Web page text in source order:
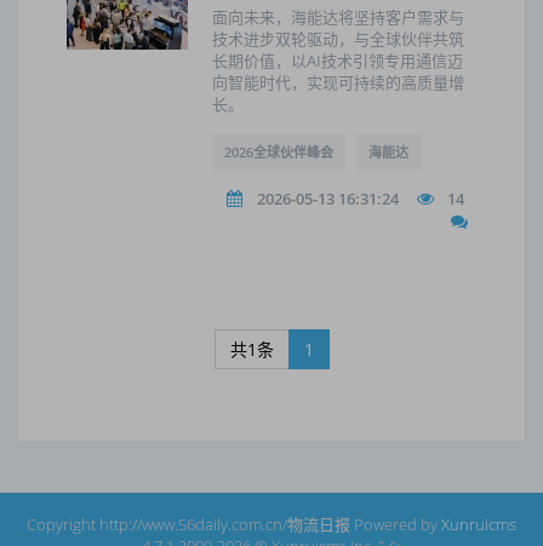
面向未来，海能达将坚持客户需求与
技术进步双轮驱动，与全球伙伴共筑
长期价值，以AI技术引领专用通信迈
向智能时代，实现可持续的高质量增
长。
2026全球伙伴峰会 海能达
2026-05-13 16:31:24 14
共1条 1
Copyright http://www.56daily.com.cn/物流日报 Powered byXunruicms